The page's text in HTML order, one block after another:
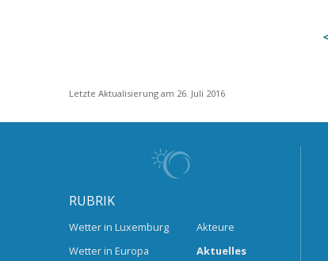
Letzte Aktualisierung am 26. Juli 2016
RUBRIK
Wetter in Luxemburg
Wetter in Europa
Akteure
Aktuelles